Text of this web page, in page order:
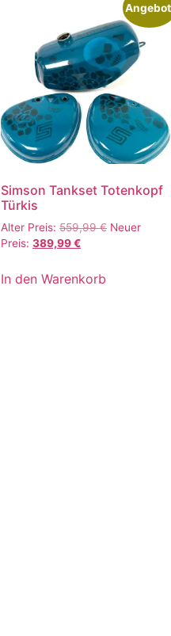
Simson Tankset Totenkopf
Türkis
Alter Preis: 559,99€ Neuer
Preis: 389,99€Aktueller
ist:
In den Warenkorb